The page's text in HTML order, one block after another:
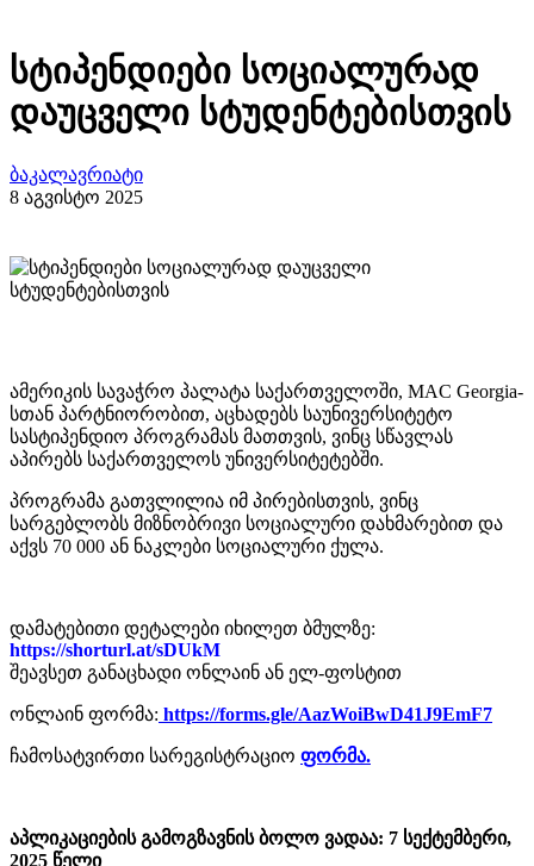
სტიპენდიები სოციალურად
დაუცველი სტუდენტებისთვის
ბაკალავრიატი
8 აგვისტო 2025
ამერიკის სავაჭრო პალატა საქართველოში, MAC Georgia-
სთან პარტნიორობით, აცხადებს საუნივერსიტეტო
სასტიპენდიო პროგრამას მათთვის, ვინც სწავლას
აპირებს საქართველოს უნივერსიტეტებში.
პროგრამა გათვლილია იმ პირებისთვის, ვინც
სარგებლობს მიზნობრივი სოციალური დახმარებით და
აქვს 70 000 ან ნაკლები სოციალური ქულა.
დამატებითი დეტალები იხილეთ ბმულზე:
https://shorturl.at/sDUkM
შეავსეთ განაცხადი ონლაინ ან ელ-ფოსტით
ონლაინ ფორმა: https://forms.gle/AazWoiBwD41J9EmF7
ჩამოსატვირთი სარეგისტრაციო ფორმა.
აპლიკაციების გამოგზავნის ბოლო ვადაა: 7 სექტემბერი,
2025 წელი